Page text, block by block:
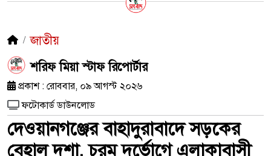
জাতীয়
শরিফ মিয়া স্টাফ রিপোর্টার
প্রকাশ : রোববার, ০৯ আগস্ট ২০২৬
ফটোকার্ড ডাউনলোড
দেওয়ানগঞ্জের বাহাদুরাবাদে সড়কের
বেহাল দশা, চরম দুর্ভোগে এলাকাবাসী